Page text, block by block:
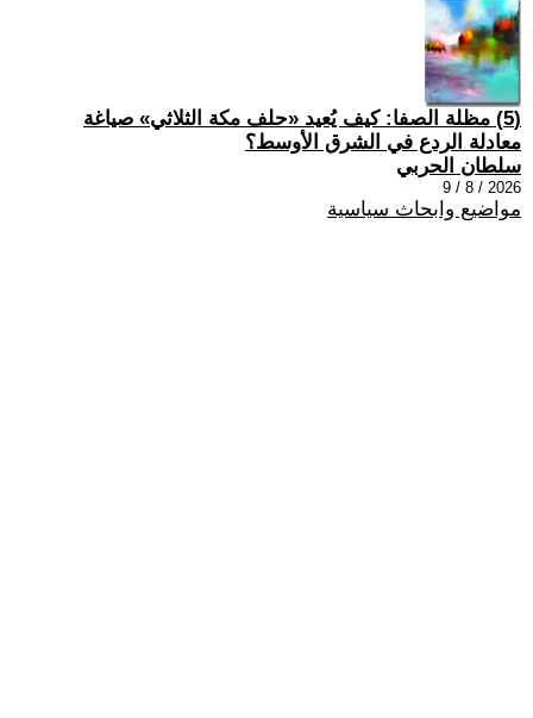
(5) مظلة الصفا: كيف يُعيد «حلف مكة الثلاثي» صياغة
معادلة الردع في الشرق الأوسط؟
سلطان الحربي
2026 / 8 / 9
مواضيع وابحاث سياسية